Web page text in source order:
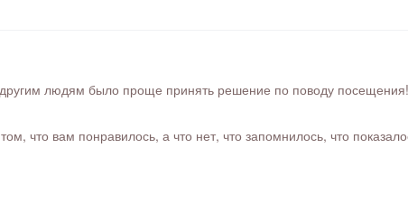
людям было проще принять решение по поводу посещения!
что вам понравилось, а что нет, что запомнилось, что